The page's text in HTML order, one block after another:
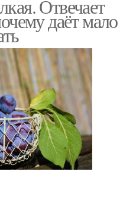
Отвечает
даёт мало